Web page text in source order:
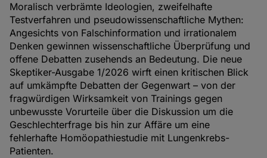
Moralisch verbrämte Ideologien, zweifelhafte
Testverfahren und pseudowissenschaftliche Mythen:
Angesichts von Falschinformation und irrationalem
Denken gewinnen wissenschaftliche Überprüfung und
offene Debatten zusehends an Bedeutung. Die neue
Skeptiker-Ausgabe 1/2026 wirft einen kritischen Blick
auf umkämpfte Debatten der Gegenwart – von der
fragwürdigen Wirksamkeit von Trainings gegen
unbewusste Vorurteile über die Diskussion um die
Geschlechterfrage bis hin zur Affäre um eine
fehlerhafte Homöopathiestudie mit Lungenkrebs-
Patienten.